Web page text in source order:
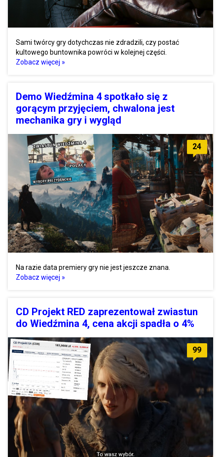
Sami twórcy gry dotychczas nie zdradzili, czy postać
kultowego buntownika powróci w kolejnej części.
Zobacz więcej »
Demo Wiedźmina 4 spotkało się z
gorącym przyjęciem, chwalona jest
mechanika gry i wygląd
24
Na razie data premiery gry nie jest jeszcze znana.
Zobacz więcej »
CD Projekt RED zaprezentował zwiastun
do Wiedźmina 4, cena akcji spadła o 4%
99